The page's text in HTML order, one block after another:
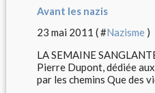
Avant les nazis
23 mai 2011 ( #Nazisme )
LA SEMAINE
Pierre Dupont, dédiée
par les chemins Que des